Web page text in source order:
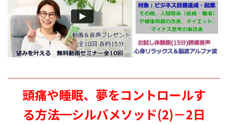
頭痛や睡眠、夢をコントロールす
る方法━シルバメソッド(2)－2日